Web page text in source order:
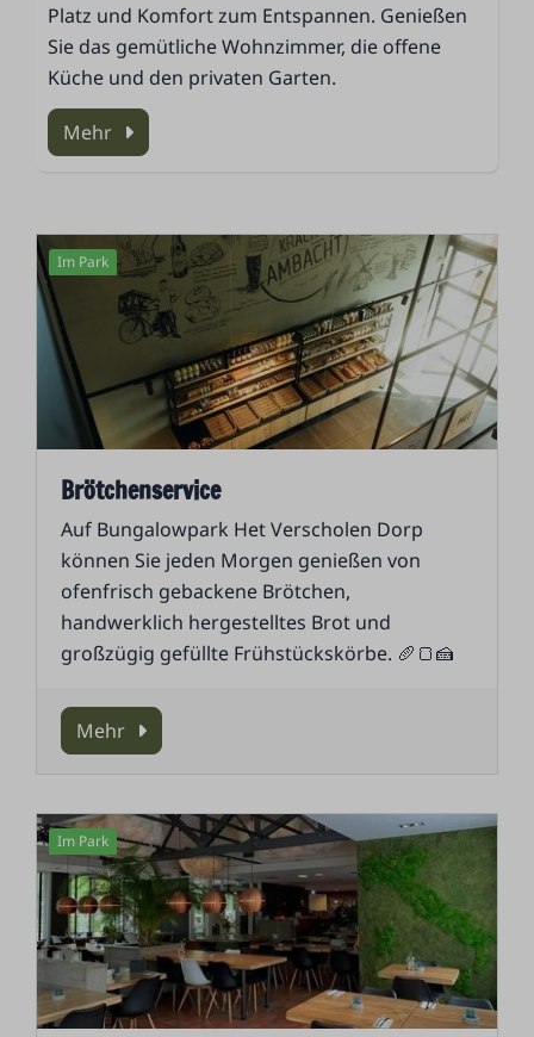
Platz und Komfort zum Entspannen. Genießen
Sie das gemütliche Wohnzimmer, die offene
Küche und den privaten Garten.
Mehr
Im Park
Brötchenservice
Auf Bungalowpark Het Verscholen Dorp
können Sie jeden Morgen genießen von
ofenfrisch gebackene Brötchen,
handwerklich hergestelltes Brot und
großzügig gefüllte Frühstückskörbe. 🥖🍞🍰
Mehr
Im Park